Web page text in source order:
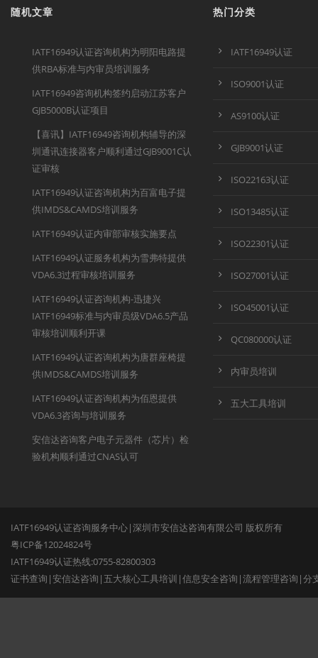
随机文章
IATF16949认证咨询机构为明阳电路提
供RBA标准与内审员培训服务
IATF16949咨询机构签约启动江苏客户
GJB5000B认证项目
【喜讯】IATF16949咨询机构辅导的深
圳通讯连接器客户顺利通过GJB9001C认
证审核
IATF16949认证咨询机构为百富电子提
供IMDS&CAMDS培训服务
IATF16949认证内审部审核实施要点
IATF16949认证服务机构为雪弗特提供
VDA6.3过程审核培训服务
IATF16949认证咨询机构-迅捷兴
IATF16949标准与内审员级VDA6.5产品
审核培训顺利开课
IATF16949认证咨询机构为唐群座椅提
供IMDS&CAMDS培训服务
IATF16949认证咨询机构为佰恩提供
VDA6.3咨询与培训服务
安信达咨询客户电子元器件（芯片）检
验机构顺利通过CNAS认可
热门分类
IATF16949认证
ISO9001认证
AS9100认证
GJB9001认证
ISO22163认证
ISO13485认证
ISO22301认证
ISO27001认证
ISO45001认证
QC080000认证
内审员培训
五大工具培训
IATF16949认证咨询服务中心|深圳市安信达咨询有限公司 版权所有
粤ICP备12024824号
IATF16949认证热线:0755-82800303
证书查询 |安信达咨询 | 五大核心工具培训 |信息安全咨询 |流程管理咨询 |分